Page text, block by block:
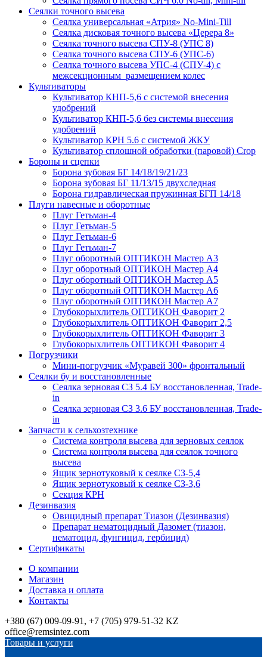
Сеялки точного высева
Сеялка универсальная «Атрия» No-Mini-Till
Сеялка дисковая точного высева «Церера 8»
Сеялка точного высева СПУ-8 (УПС 8)
Сеялка точного высева СПУ-6 (УПС-6)
Сеялка точного высева УПС-4 (СПУ-4) с
межсекционным размещением колес
Культиваторы
Культиватор КНП-5,6 с системой внесения
удобрений
Культиватор КНП-5,6 без системы внесения
удобрений
Культиватор КРН 5.6 с системой ЖКУ
Культиватор сплошной обработки (паровой) Crop
Бороны и сцепки
Борона зубовая БГ 14/18/19/21/23
Борона зубовая БГ 11/13/15 двухследная
Борона гидравлическая пружинная БГП 14/18
Плуги навесные и оборотные
Плуг Гетьман-4
Плуг Гетьман-5
Плуг Гетьман-6
Плуг Гетьман-7
Плуг оборотный ОПТИКОН Мастер А3
Плуг оборотный ОПТИКОН Мастер А4
Плуг оборотный ОПТИКОН Мастер А5
Плуг оборотный ОПТИКОН Мастер А6
Плуг оборотный ОПТИКОН Мастер А7
Глубокорыхлитель ОПТИКОН Фаворит 2
Глубокорыхлитель ОПТИКОН Фаворит 2,5
Глубокорыхлитель ОПТИКОН Фаворит 3
Глубокорыхлитель ОПТИКОН Фаворит 4
Погрузчики
Мини-погрузчик «Муравей 300» фронтальный
Сеялки бу и восстановленные
Сеялка зерновая СЗ 5.4 БУ восстановленная, Trade-
in
Сеялка зерновая СЗ 3.6 БУ восстановленная, Trade-
in
Запчасти к сельхозтехнике
Система контроля высева для зерновых сеялок
Система контроля высева для сеялок точного
высева
Ящик зернотуковый к сеялке СЗ-5,4
Ящик зернотуковый к сеялке СЗ-3,6
Секция КРН
Дезинвазия
Овицидный препарат Тиазон (Дезинвазия)
Препарат нематоцидный Дазомет (тиазон,
нематоцид, фунгицид, гербицид)
Сертификаты
О компании
Магазин
Доставка и оплата
Контакты
+380 (67) 009-09-91, +7 (705) 979-51-32 KZ
office@remsintez.com
Товары и услуги